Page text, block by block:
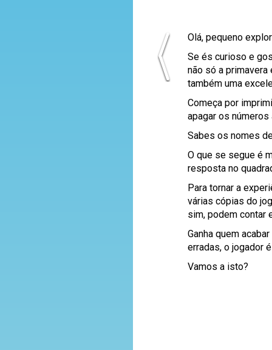
Olá, pequeno
Se és curioso e
não só a primavera
também uma
Começa por
apagar os
Sabes os nomes
O que se segue é
resposta no
Para tornar a
várias cópias do
sim, podem contar
Ganha quem
erradas, o jogador
Vamos a isto?